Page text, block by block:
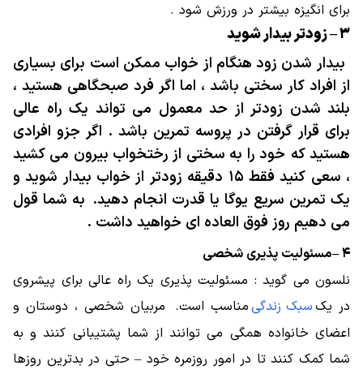
برای انگیزه بیشتر در ورزش شود .
۳ – زودتر بیدار شوید
بیدار شدن زود هنگام از خواب ممکن است برای بسیاری
از افراد کار سختی باشد ، اما اگر فرد صبحگاهی هستید ،
بلند شدن زودتر از حد معمول می تواند یک راه عالی
برای قرار گرفتن در پروسه تمرین باشد . اگر جزو افرادی
هستید که خود را به سختی از رختخواب بیرون می کشید
، سعی کنید فقط ۱۵ دقیقه زودتر از خواب بیدار شوید و
یک تمرین سریع یوگا یا قدرت انجام دهید. به شما قول
می دهیم روز فوق العاده ای خواهید داشت .
۴ – مسئولیت پذیری شخصی
نلسون می گوید : مسئولیت پذیری یک راه عالی برای پیشروی
در یکسبک زندگیمناسب است. مربیان شخصی ، دوستان و
اعضای خانواده همگی می توانند از شما پشتیبانی کنند و به
شما کمک کنند تا در امور روزمره خود – حتی در بدترین روزها